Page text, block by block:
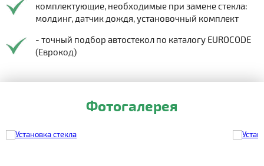
комплектующие, необходимые при замене стекла:
молдинг, датчик дождя, установочный комплект
- точный подбор автостекол по каталогу EUROCODE
(Еврокод)
Фотогалерея